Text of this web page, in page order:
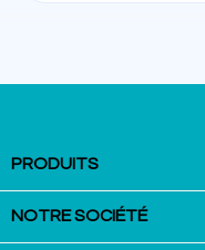
PRODUITS
NOTRE SOCIÉTÉ